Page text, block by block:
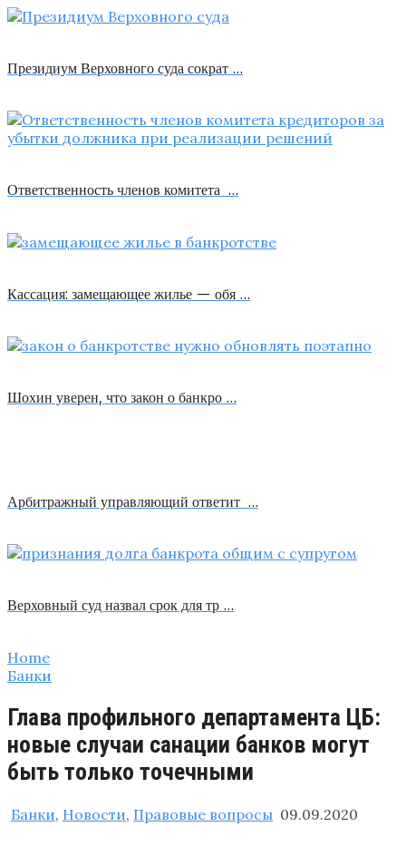
Президиум Верховного суда сократ …
Ответственность членов комитета …
Кассация: замещающее жилье — обя …
Шохин уверен, что закон о банкро …
Арбитражный управляющий ответит …
Верховный суд назвал срок для тр …
Home
Банки
Глава профильного департамента ЦБ:
новые случаи санации банков могут
быть только точечными
Банки, Новости, Правовые вопросы 09.09.2020